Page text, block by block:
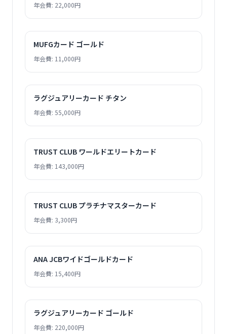
年会費: 22,000円
MUFGカード ゴールド
年会費: 11,000円
ラグジュアリーカード チタン
年会費: 55,000円
TRUST CLUB ワールドエリートカード
年会費: 143,000円
TRUST CLUB プラチナマスターカード
年会費: 3,300円
ANA JCBワイドゴールドカード
年会費: 15,400円
ラグジュアリーカード ゴールド
年会費: 220,000円